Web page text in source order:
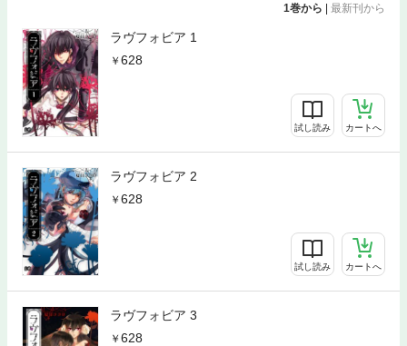
1巻から | 最新刊から
ラヴフォビア 1
628
試し読み カートへ
ラヴフォビア 2
628
試し読み カートへ
ラヴフォビア 3
628